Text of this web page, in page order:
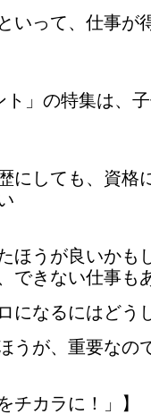
いって、仕事が
ト」の特集は、
にしても、資格
ほうが良いかも
できない仕事も
になるにはどう
うが、重要なの
カラに！」】